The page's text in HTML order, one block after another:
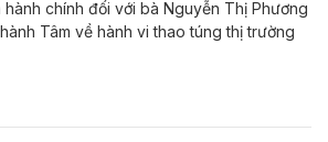
chính đối với bà Nguyễn Thị Phương
Tâm về hành vi thao túng thị trường